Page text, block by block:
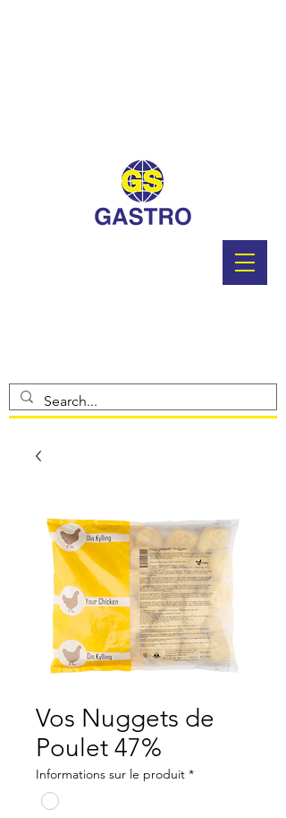
Vos Nuggets de
Poulet 47%
Informations sur le produit *